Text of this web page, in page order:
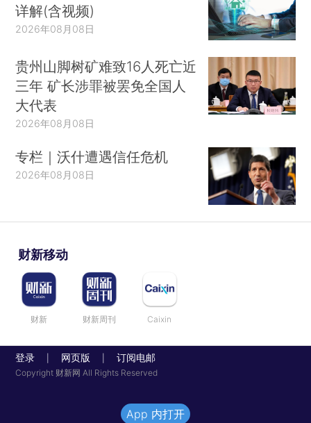
详解(含视频)
2026年08月08日
贵州山脚树矿难致16人死亡近
三年 矿长涉罪被罢免全国人
大代表
2026年08月08日
专栏｜沃什遭遇信任危机
2026年08月08日
财新移动
财新 财新周刊 Caixin
登录 网页版 订阅电邮
Copyright 财新网 All Rights Reserved
App 内打开